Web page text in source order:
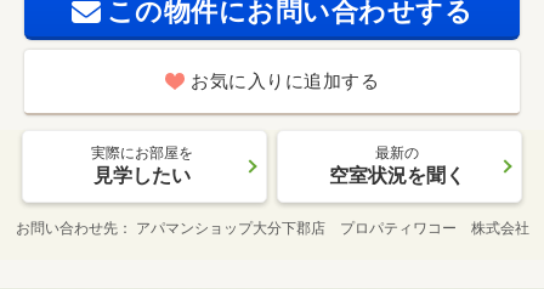
この物件にお問い合わせする
お気に入りに追加する
実際にお部屋を
見学したい
最新の
空室状況を聞く
お問い合わせ先 アパマンショップ大分下郡店 プロパティワコー 株式会社